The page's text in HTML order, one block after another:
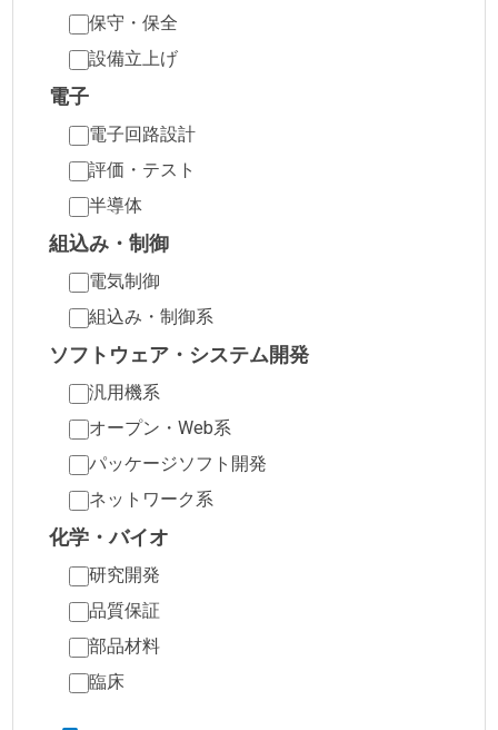
保守・保全
設備立上げ
電子
電子回路設計
評価・テスト
半導体
組込み・制御
電気制御
組込み・制御系
ソフトウェア・システム開発
汎用機系
オープン・Web系
パッケージソフト開発
ネットワーク系
化学・バイオ
研究開発
品質保証
部品材料
臨床